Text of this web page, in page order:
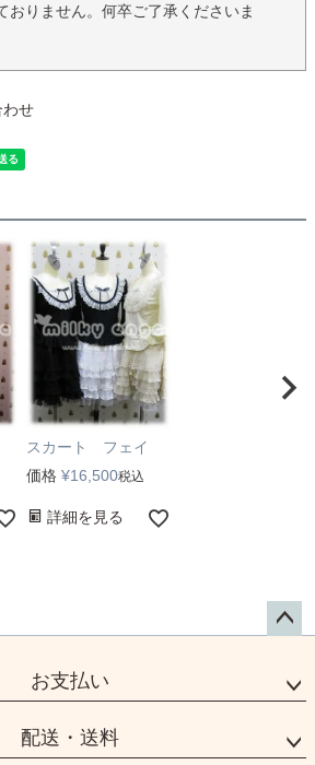
おりません。何卒ご了承くださいま
わせ
スカート フェイ
価格 ¥16,500税込
詳細を見る
ップ
お支払い
配送・送料